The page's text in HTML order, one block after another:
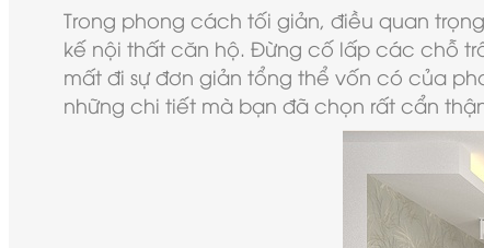
Trong phong cách tối giản, điều quan
kế nội thất căn hộ. Đừng cố lấp các chỗ
mất đi sự đơn giản tổng thể vốn có của
những chi tiết mà bạn đã chọn rất cẩn